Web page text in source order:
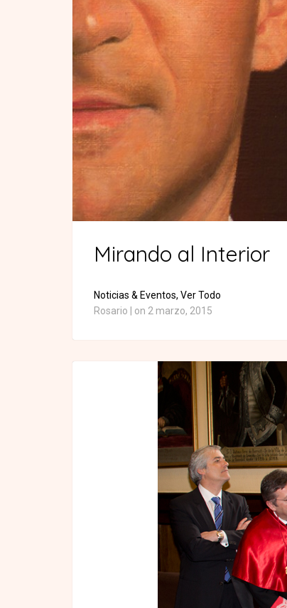
Mirando al Interior
Noticias & Eventos, Ver Todo
Rosario
on 2 marzo, 2015